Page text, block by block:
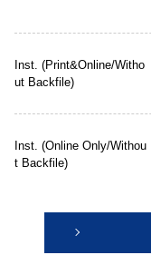
Inst. (Print&Online/Witho
ut Backfile)
Inst. (Online Only/Withou
t Backfile)